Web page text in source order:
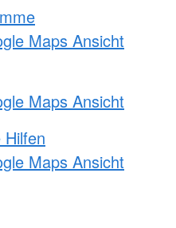
Maps Ansicht
Maps Ansicht
Maps Ansicht